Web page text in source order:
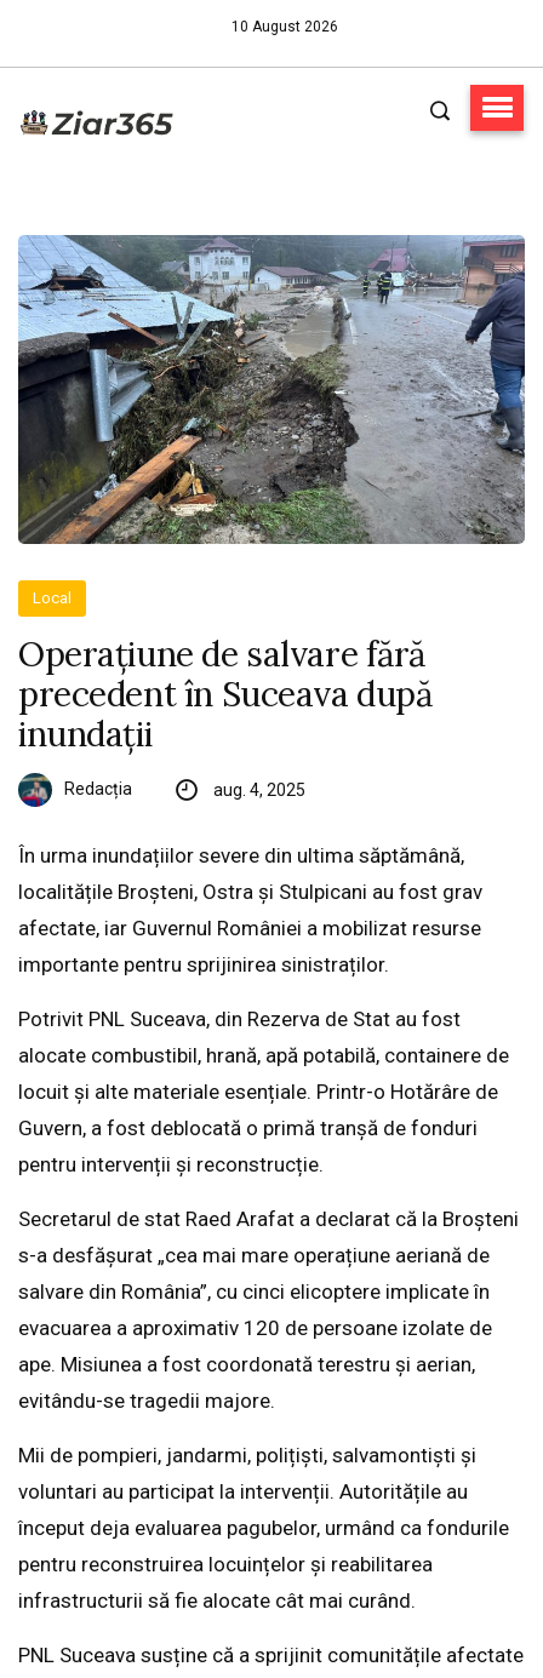
10 August 2026
Local
Operațiune de salvare fără
precedent în Suceava după
inundații
Redacția aug. 4, 2025
În urma inundațiilor severe din ultima săptămână,
localitățile Broșteni, Ostra și Stulpicani au fost grav
afectate, iar Guvernul României a mobilizat resurse
importante pentru sprijinirea sinistraților.
Potrivit PNL Suceava, din Rezerva de Stat au fost
alocate combustibil, hrană, apă potabilă, containere de
locuit și alte materiale esențiale. Printr-o Hotărâre de
Guvern, a fost deblocată o primă tranșă de fonduri
pentru intervenții și reconstrucție.
Secretarul de stat Raed Arafat a declarat că la Broșteni
s-a desfășurat „cea mai mare operațiune aeriană de
salvare din România”, cu cinci elicoptere implicate în
evacuarea a aproximativ 120 de persoane izolate de
ape. Misiunea a fost coordonată terestru și aerian,
evitându-se tragedii majore.
Mii de pompieri, jandarmi, polițiști, salvamontiști și
voluntari au participat la intervenții. Autoritățile au
început deja evaluarea pagubelor, urmând ca fondurile
pentru reconstruirea locuințelor și reabilitarea
infrastructurii să fie alocate cât mai curând.
PNL Suceava susține că a sprijinit comunitățile afectate